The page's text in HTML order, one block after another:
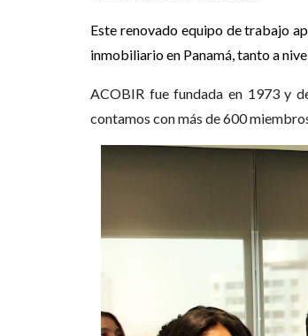
Este renovado equipo de trabajo
inmobiliario en Panamá, tanto a
ACOBIR fue fundada en 1973 y
contamos con más de 600